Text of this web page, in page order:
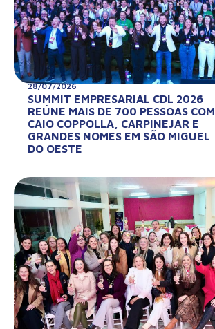
28/07/2026
SUMMIT EMPRESARIAL CDL 2026
REÚNE MAIS DE 700 PESSOAS COM
CAIO COPPOLLA, CARPINEJAR E
GRANDES NOMES EM SÃO MIGUEL
DO OESTE